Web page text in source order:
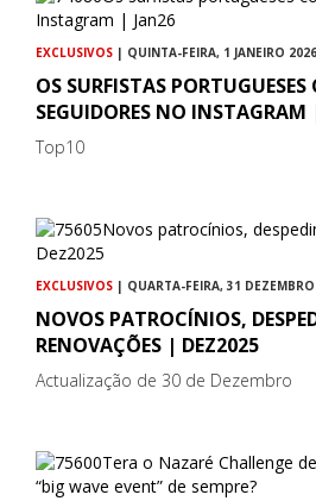
EXCLUSIVOS | QUINTA-FEIRA, 1 JANEIRO 2026
OS SURFISTAS
SEGUIDORES NO
Top10
EXCLUSIVOS | QUARTA-FEIRA, 31
NOVOS PATROCÍNIOS,
RENOVAÇÕES | DEZ2025
Actualização de 30 de Dezembro